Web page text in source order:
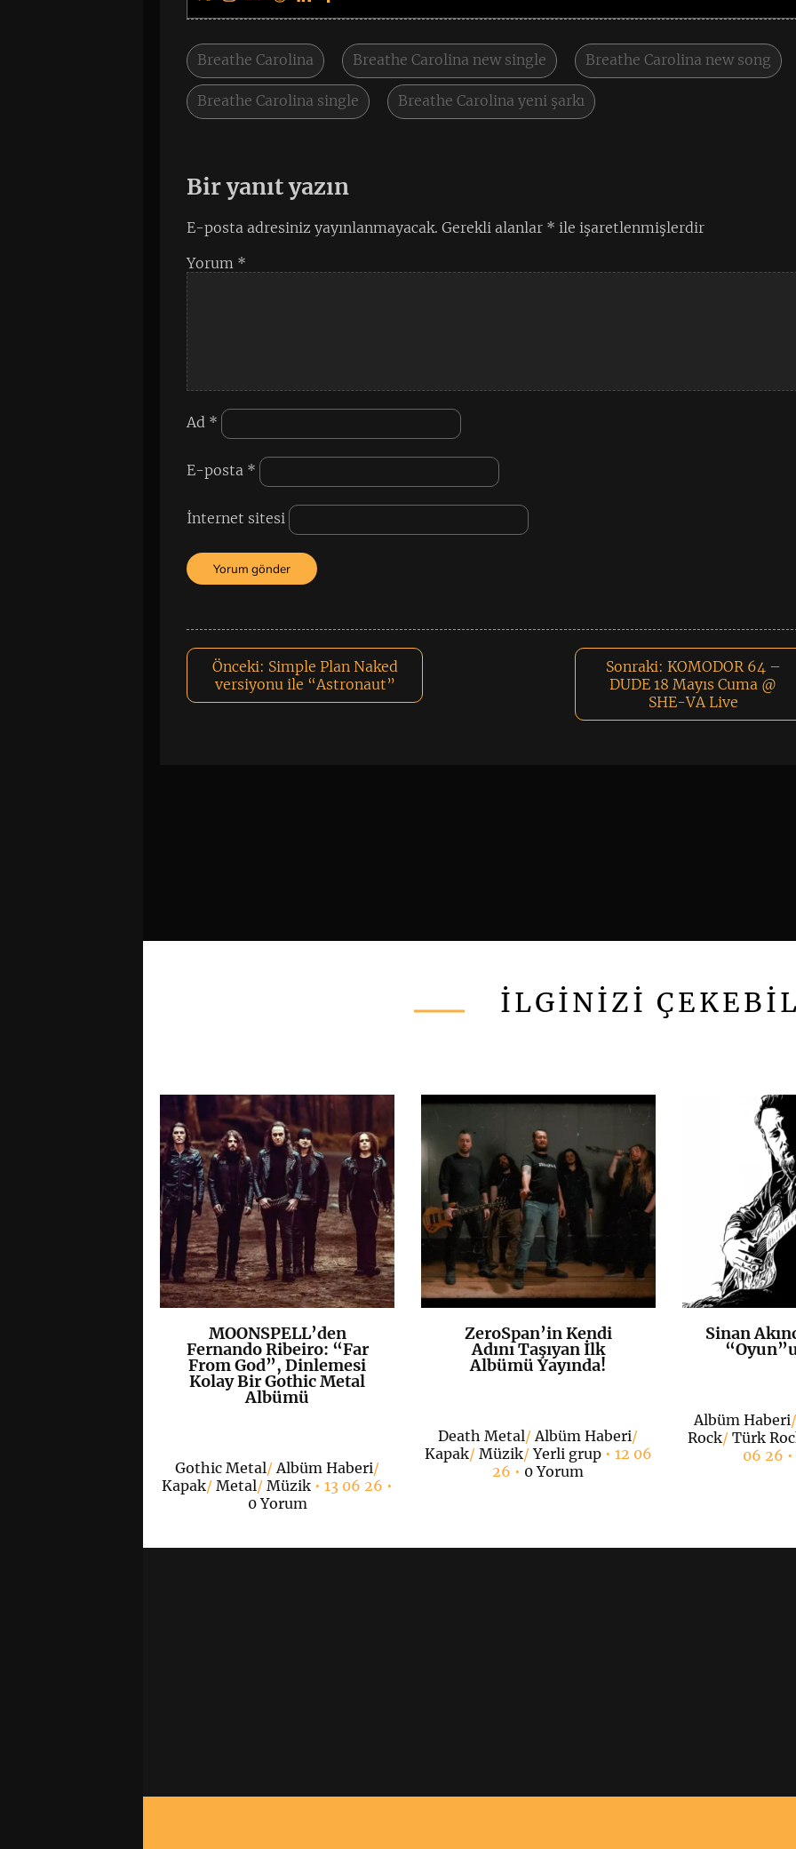
Breathe Carolina Breathe Carolina new single Breathe Carolina new song
Breathe Carolina single Breathe Carolina yeni şarkı
Bir yanıt yazın
E-posta adresiniz yayınlanmayacak. Gerekli alanlar * ile işaretlenmişlerdir
Yorum *
Ad *
E-posta *
İnternet sitesi
Önceki: Simple Plan Naked
versiyonu ile “Astronaut”
Sonraki: KOMODOR 64 –
DUDE 18 Mayıs Cuma @
SHE-VA Live
İLGİNİZİ
K+
MOONSPELL’den
Fernando Ribeiro: “Far
From God”, Dinlemesi
Kolay Bir Gothic Metal
Albümü
Gothic Metal/Albüm Haberi/
Kapak/Metal/Müzik • 13 06 26 •
0 Yorum
K+
ZeroSpan’in Kendi
Adını Taşıyan İlk
Albümü Yayında!
Death Metal/Albüm Haberi/
Kapak/ Müzik/Yerli grup• 12 06
26 • 0 Yorum
Sinan
Albüm Haberi
Rock/Türk
06 26 •